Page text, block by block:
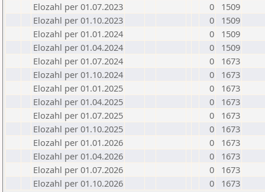
Elozahl per 01.07.2023
0
1509
Elozahl per 01.10.2023
0
1509
Elozahl per 01.01.2024
0
1509
Elozahl per 01.04.2024
0
1509
Elozahl per 01.07.2024
0
1673
Elozahl per 01.10.2024
0
1673
Elozahl per 01.01.2025
0
1673
Elozahl per 01.04.2025
0
1673
Elozahl per 01.07.2025
0
1673
Elozahl per 01.10.2025
0
1673
Elozahl per 01.01.2026
0
1673
Elozahl per 01.04.2026
0
1673
Elozahl per 01.07.2026
0
1673
Elozahl per 01.10.2026
0 1673